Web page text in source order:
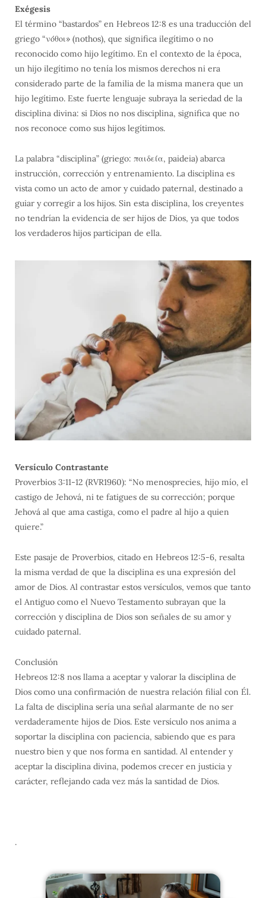
Exégesis
El término “bastardos” en Hebreos 12:8 es una traducción del
griego “νόθοι» (nothos), que significa ilegítimo o no
reconocido como hijo legítimo. En el contexto de la época,
un hijo ilegítimo no tenía los mismos derechos ni era
considerado parte de la familia de la misma manera que un
hijo legítimo. Este fuerte lenguaje subraya la seriedad de la
disciplina divina: si Dios no nos disciplina, significa que no
nos reconoce como sus hijos legítimos.
La palabra “disciplina” (griego: παιδεία, paideia) abarca
instrucción, corrección y entrenamiento. La disciplina es
vista como un acto de amor y cuidado paternal, destinado a
guiar y corregir a los hijos. Sin esta disciplina, los creyentes
no tendrían la evidencia de ser hijos de Dios, ya que todos
los verdaderos hijos participan de ella.
Versículo Contrastante
Proverbios 3:11-12 (RVR1960): “No menosprecies, hijo mío, el
castigo de Jehová, ni te fatigues de su corrección; porque
Jehová al que ama castiga, como el padre al hijo a quien
quiere.”
Este pasaje de Proverbios, citado en Hebreos 12:5-6, resalta
la misma verdad de que la disciplina es una expresión del
amor de Dios. Al contrastar estos versículos, vemos que tanto
el Antiguo como el Nuevo Testamento subrayan que la
corrección y disciplina de Dios son señales de su amor y
cuidado paternal.
Conclusión
Hebreos 12:8 nos llama a aceptar y valorar la disciplina de
Dios como una confirmación de nuestra relación filial con Él.
La falta de disciplina sería una señal alarmante de no ser
verdaderamente hijos de Dios. Este versículo nos anima a
soportar la disciplina con paciencia, sabiendo que es para
nuestro bien y que nos forma en santidad. Al entender y
aceptar la disciplina divina, podemos crecer en justicia y
carácter, reflejando cada vez más la santidad de Dios.
.